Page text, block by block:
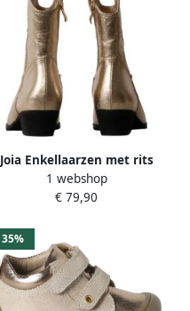
Joia Enkellaarzen met rits
1 webshop
€ 79,90
35%